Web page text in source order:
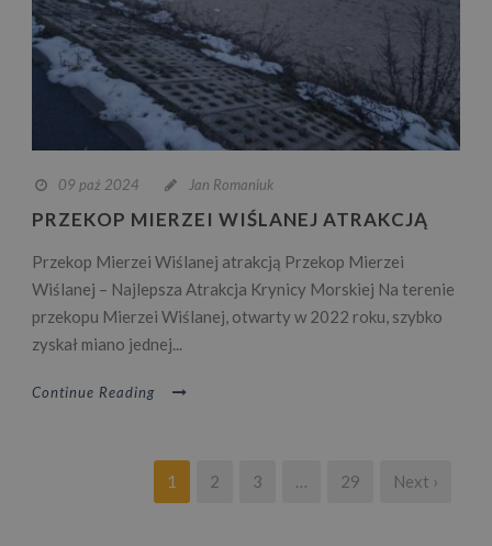
09 paź 2024 Jan Romaniuk
PRZEKOP MIERZEI WIŚLANEJ ATRAKCJĄ
Przekop Mierzei Wiślanej atrakcją Przekop Mierzei
Wiślanej – Najlepsza Atrakcja Krynicy Morskiej Na terenie
przekopu Mierzei Wiślanej, otwarty w 2022 roku, szybko
zyskał miano jednej...
Continue Reading
1 2 3 … 29 Next ›